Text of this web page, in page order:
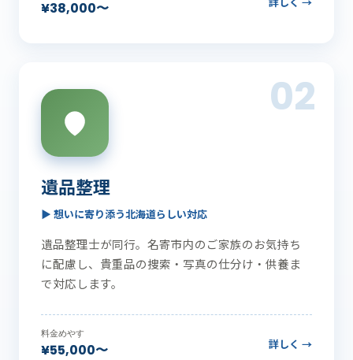
¥38,000〜
02
遺品整理
▶ 想いに寄り添う北海道らしい対応
遺品整理士が同行。名寄市内のご家族のお気持ち
に配慮し、貴重品の捜索・写真の仕分け・供養ま
で対応します。
料金めやす
¥55,000〜 詳しく →